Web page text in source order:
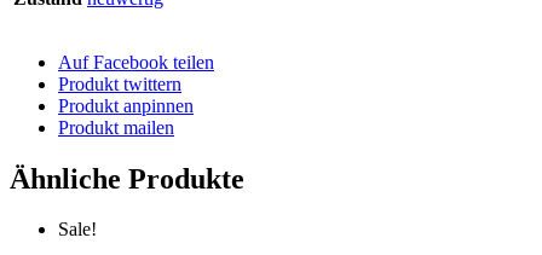
Auf Facebook teilen
Produkt twittern
Produkt anpinnen
Produkt mailen
Ähnliche Produkte
Sale!